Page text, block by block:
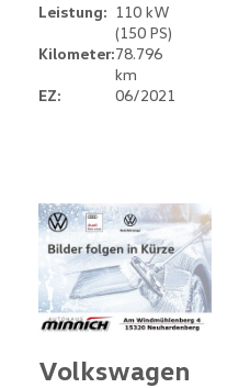
Leistung: 110 kW
(150 PS)
Kilometer:78.796
km
EZ:
06/2021
Volkswagen